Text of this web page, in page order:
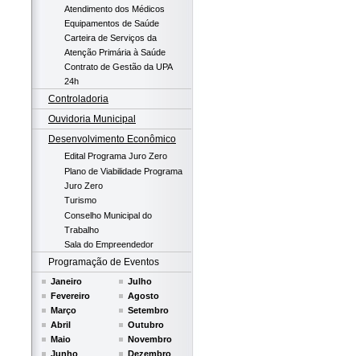
Atendimento dos Médicos
Equipamentos de Saúde
Carteira de Serviços da
Atenção Primária à Saúde
Contrato de Gestão da UPA
24h
Controladoria
Ouvidoria Municipal
Desenvolvimento Econômico
Edital Programa Juro Zero
Plano de Viabilidade Programa
Juro Zero
Turismo
Conselho Municipal do
Trabalho
Sala do Empreendedor
Programação de Eventos
Janeiro
Fevereiro
Março
Abril
Maio
Junho
Julho
Agosto
Setembro
Outubro
Novembro
Dezembro